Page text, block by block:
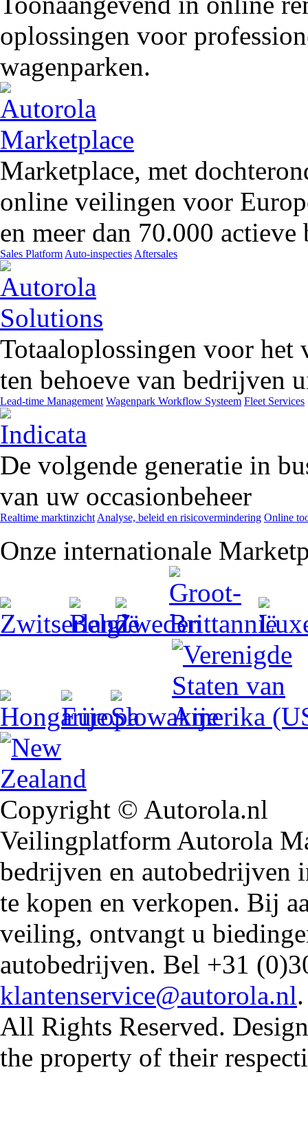
oplossingen voor
wagenparken.
Marketplace, met
online veilingen voor
en meer dan 70.000 actieve
Sales Platform Auto-inspecties Aftersales
Totaaloplossingen voor het
ten behoeve van bedrijven
Lead-time Management Wagenpark Workflow Systeem Fleet Services
De volgende generatie in
van uw occasionbeheer
Realtime marktinzicht Analyse, beleid en risicovermindering Online
Onze internationale
Copyright © Autorola.nl
Veilingplatform Autorola
bedrijven en autobedrijven
te kopen en verkopen. Bij
veiling, ontvangt u
autobedrijven. Bel +31
klantenservice@autorola.nl
All Rights Reserved.
the property of their